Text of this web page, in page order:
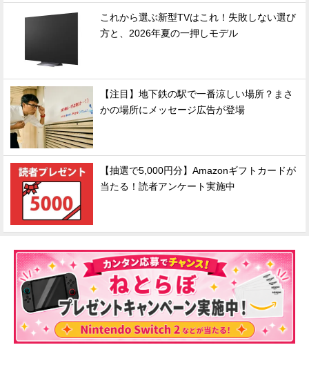
これから選ぶ新型TVはこれ！失敗しない選び
方と、2026年夏の一押しモデル
【注目】地下鉄の駅で一番涼しい場所？まさ
かの場所にメッセージ広告が登場
【抽選で5,000円分】Amazonギフトカードが
当たる！読者アンケート実施中